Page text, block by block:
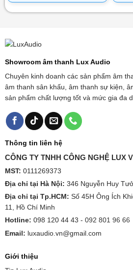
Showroom âm thanh Lux Audio
Chuyên kinh doanh các sản phẩm âm
âm thanh sân khấu, âm thanh sự kiện,
sản phẩm chất lượng tốt và mức gia đa
Thông tin liên hệ
CÔNG TY TNHH CÔNG NGHỆ LUX
MST: 0111269373
Địa chỉ tại Hà Nội: 346 Nguyễn Huy
Địa chỉ tại Tp.HCM: Số 45H Ông Ích
11, Hồ Chí Minh
Hotline: 098 120 44 43 - 092 801 96 66
Email: luxaudio.vn@gmail.com
Giới thiệu